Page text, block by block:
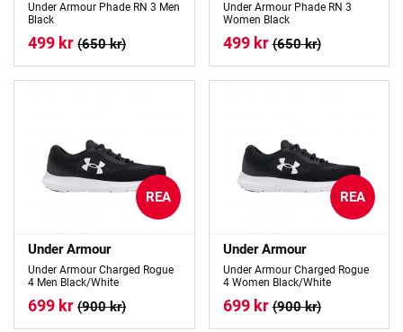
Under Armour Phade RN 3 Men
Black
499 kr (650 kr)
Under Armour Phade RN 3
Women Black
499 kr (650 kr)
REA
Under Armour
Under Armour Charged Rogue
4 Men Black/White
699 kr (900 kr)
REA
Under Armour
Under Armour Charged Rogue
4 Women Black/White
699 kr (900 kr)